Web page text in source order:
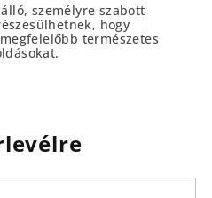
személyre szabott
hogy
természetes